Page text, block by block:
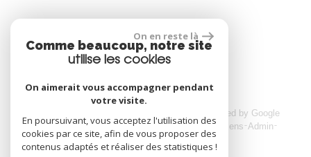
© 2026 | Tous droits réservés | Traduction powered by Google
Plan du site Mentions légales Nos honoraires Liens Admin
Toutes nos annonces
On en reste là
Comme beaucoup, notre site
utilise les cookies
On aimerait vous accompagner pendant
votre visite.
En poursuivant, vous acceptez l'utilisation des
cookies par ce site, afin de vous proposer des
contenus adaptés et réaliser des statistiques !